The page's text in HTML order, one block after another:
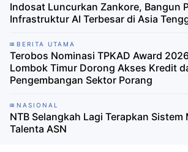
Indosat Luncurkan Zankore, Bangun
Infrastruktur AI Terbesar di Asia
BERITA UTAMA
Terobos Nominasi TPKAD Award
Lombok Timur Dorong Akses Kredit
Pengembangan Sektor Porang
NASIONAL
NTB Selangkah Lagi Terapkan Sistem
Talenta ASN